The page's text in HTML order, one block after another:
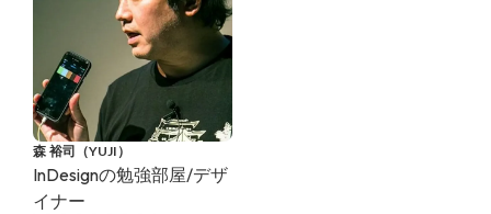
森 裕司（YUJI）
InDesignの勉強部屋/デザ
イナー